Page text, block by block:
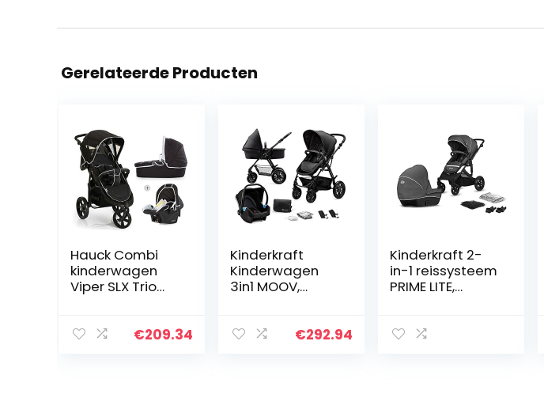
Gerelateerde Producten
Hauck Combi
kinderwagen
Viper SLX Trio
matras/autosto
€209.34
Kinderkraft
Kinderwagen
3in1 MOOV,
Kinderwagenset
€292.94
Kinderkraft 2-
in-1 reissysteem
PRIME LITE,
wandelwagen,